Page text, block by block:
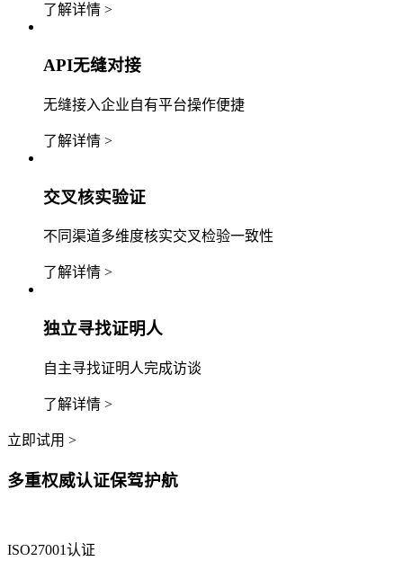
了解详情 >
API无缝对接
无缝接入企业自有平台操作便捷
了解详情 >
交叉核实验证
不同渠道多维度核实交叉检验一致性
了解详情 >
独立寻找证明人
自主寻找证明人完成访谈
了解详情 >
立即试用 >
多重权威认证保驾护航
ISO27001认证